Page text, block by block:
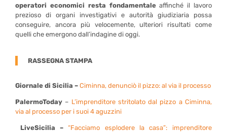
operatori economici resta fondamentaleaffinché il lavoro
prezioso di organi investigativi e autorità giudiziaria possa
conseguire, ancora più velocemente, ulteriori risultati come
quelli che emergono dall’indagine di oggi.
RASSEGNA STAMPA
Giornale di Sicilia –Ciminna, denunciò il pizzo: al via il processo
PalermoToday – L’imprenditore stritolato dal pizzo a Ciminna,
via al processo per i suoi 4 aguzzini
LiveSicilia –“Facciamo esplodere la casa”: imprenditore